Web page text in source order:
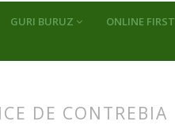
GURI BURUZ ONLINE FIRST
DE CONTREBIA